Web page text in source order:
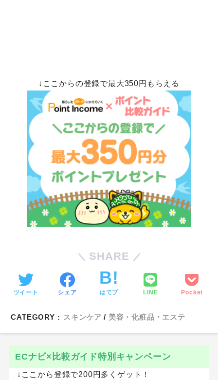
↓ここからの登録で最大350円もらえる
SHARE
ツイート シェア はてブ LINE Pocket
CATEGORY : スキンケア 美容・化粧品・エステ
ECナビ×比較ガイド特別キャンペーン
↓ここから登録で200円多くゲット！